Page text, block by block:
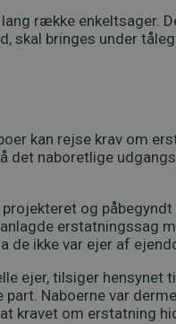
række enkeltsager.
skal bringes under
kan rejse krav om
naboretlige
og
erstatningssag
de ikke var ejer af
ejer, tilsiger hensynet
Naboerne var
kravet om erstatning